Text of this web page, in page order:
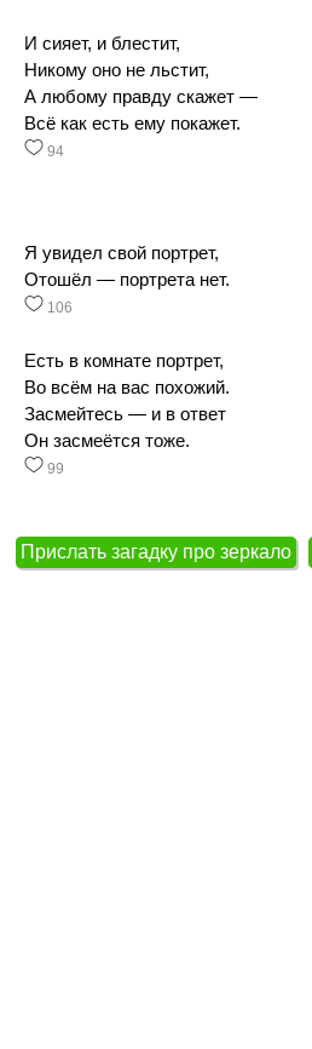
И сияет, и блестит,
Никому оно не льстит,
А любому правду скажет —
Всё как есть ему покажет.
94
Я увидел свой портрет,
Отошёл — портрета нет.
106
Есть в комнате портрет,
Во всём на вас похожий.
Засмейтесь — и в ответ
Он засмеётся тоже.
99
Прислать загадку про зеркало